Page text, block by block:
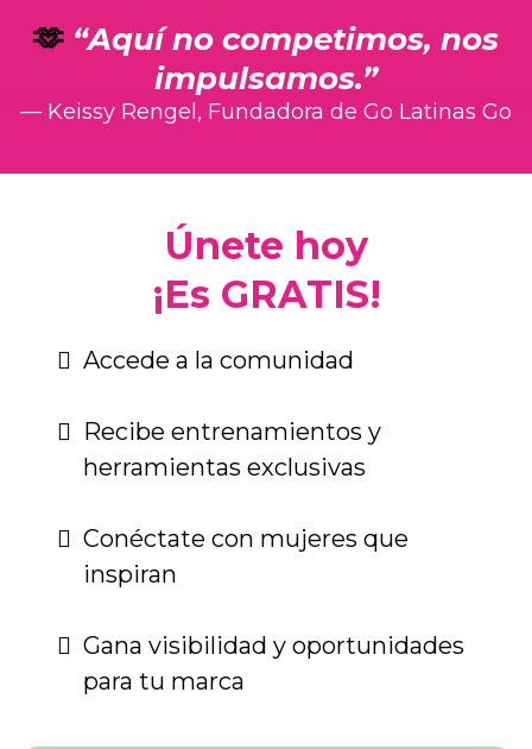
🫶 “Aquí no competimos, nos
impulsamos.”
— Keissy Rengel, Fundadora de Go Latinas Go
Únete hoy
¡Es GRATIS!
Accede a la comunidad
Recibe entrenamientos y
herramientas exclusivas
Conéctate con mujeres que
inspiran
Gana visibilidad y oportunidades
para tu marca